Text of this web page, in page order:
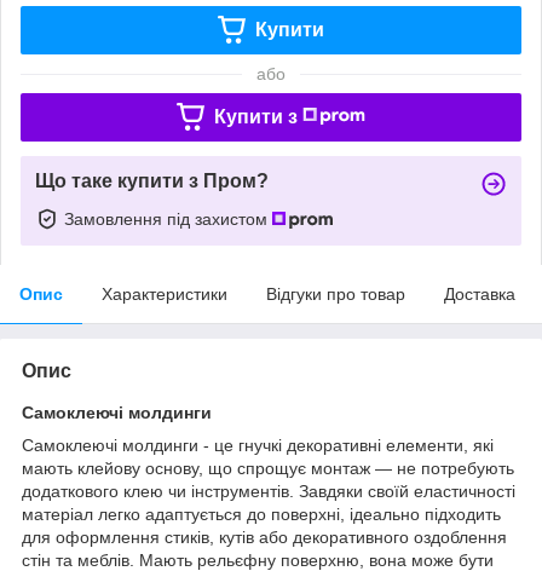
Купити
або
Купити з
Що таке купити з Пром?
Замовлення під захистом
Опис Характеристики Відгуки про товар Доставка
Опис
Самоклеючі молдинги
Самоклеючі молдинги - це гнучкі декоративні елементи, які
мають клейову основу, що спрощує монтаж — не потребують
додаткового клею чи інструментів. Завдяки своїй еластичності
матеріал легко адаптується до поверхні, ідеально підходить
для оформлення стиків, кутів або декоративного оздоблення
стін та меблів. Мають рельєфну поверхню, вона може бути